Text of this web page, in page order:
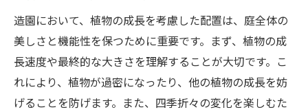
造園において、植物の成長を考慮した配置は、庭全体の
美しさと機能性を保つために重要です。まず、植物の成
長速度や最終的な大きさを理解することが大切です。こ
れにより、植物が過密になったり、他の植物の成長を妨
げることを防げます。また、四季折々の変化を楽しむた